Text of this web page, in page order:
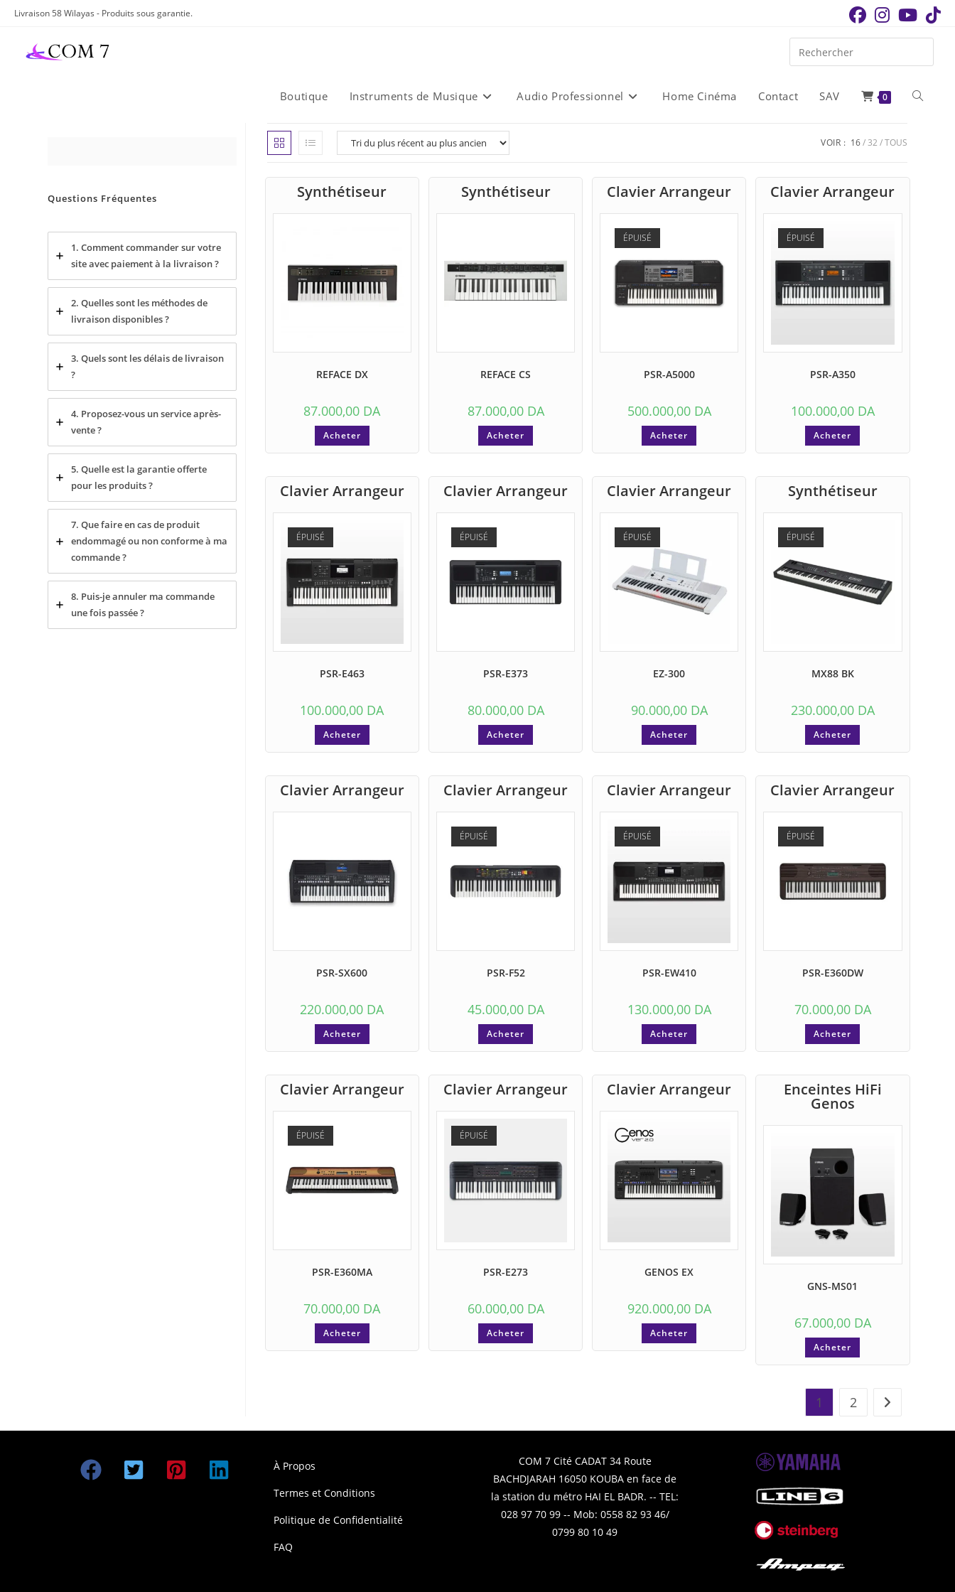
Skip
content
Livraison 58 Wilayas - Produits sous garantie.
Boutique Instruments de Musique Audio Professionnel Home Cinéma Contact SAV 0 Toggle
VOIR : 16 32 TOUS
Synthétiseur
REFACE DX
87.000,00 DA
Acheter
Synthétiseur
REFACE CS
87.000,00DA
Acheter
Clavier Arrangeur
ÉPUISÉ
PSR-A5000
500.000,00DA
Acheter
Clavier Arrangeur
ÉPUISÉ
PSR-A350
100.000,00DA
Acheter
Clavier Arrangeur
ÉPUISÉ
PSR-E463
100.000,00 DA
Acheter
Clavier Arrangeur
ÉPUISÉ
PSR-E373
80.000,00DA
Acheter
Clavier Arrangeur
ÉPUISÉ
EZ-300
90.000,00DA
Acheter
Synthétiseur
ÉPUISÉ
MX88 BK
230.000,00DA
Acheter
Clavier Arrangeur
PSR-SX600
220.000,00 DA
Acheter
Clavier Arrangeur
ÉPUISÉ
PSR-F52
45.000,00DA
Acheter
Clavier Arrangeur
ÉPUISÉ
PSR-EW410
130.000,00DA
Acheter
Clavier Arrangeur
ÉPUISÉ
PSR-E360DW
70.000,00DA
Acheter
Clavier Arrangeur
ÉPUISÉ
PSR-E360MA
70.000,00 DA
Acheter
Clavier Arrangeur
ÉPUISÉ
PSR-E273
60.000,00DA
Acheter
Clavier Arrangeur
GENOS EX
920.000,00DA
Acheter
Enceintes HiFi
Genos
GNS-MS01
67.000,00DA
Acheter
1 2
Questions Fréquentes
1. Comment commander sur votre
site avec paiement à la livraison ?
2. Quelles sont les méthodes de
livraison disponibles ?
3. Quels sont les délais de livraison
?
4. Proposez-vous un service après-
vente ?
5. Quelle est la garantie offerte
pour les produits ?
7. Que faire en cas de produit
endommagé ou non conforme à ma
commande ?
8. Puis-je annuler ma commande
une fois passée ?
À Propos
Termes et Conditions
Politique de Confidentialité
FAQ
COM 7 Cité CADAT 34 Route
BACHDJARAH 16050 KOUBA en face de
la station du métro HAI EL BADR. -- TEL:
028 97 70 99 -- Mob: 0558 82 93 46/
0799 80 10 49